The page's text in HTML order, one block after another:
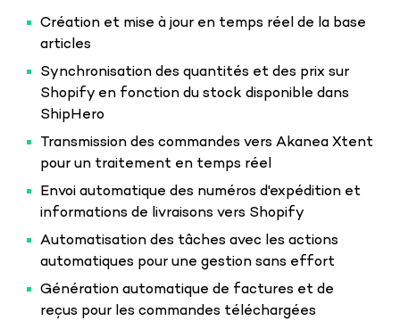
Création et mise à jour en temps réel de la base
articles
Synchronisation des quantités et des prix sur
Shopify en fonction du stock disponible dans
ShipHero
Transmission des commandes vers Akanea Xtent
pour un traitement en temps réel
Envoi automatique des numéros d'expédition et
informations de livraisons vers Shopify
Automatisation des tâches avec les actions
automatiques pour une gestion sans effort
Génération automatique de factures et de
reçus pour les commandes téléchargées